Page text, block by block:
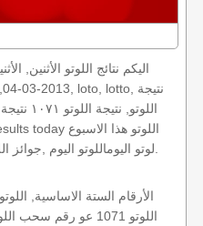
الأرقام الستة الاساسية, اللوتو